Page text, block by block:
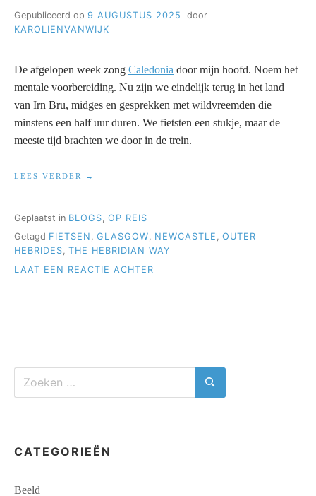
Gepubliceerd op 9 AUGUSTUS 2025
door
KAROLIENVANWIJK
De afgelopen week zong Caledonia door mijn hoofd. Noem het
mentale voorbereiding. Nu zijn we eindelijk terug in het land
van Irn Bru, midges en gesprekken met wildvreemden die
minstens een half uur duren. We fietsten een stukje, maar de
meeste tijd brachten we door in de trein.
LEES VERDER
“HEBRIDIAN
–
GLASGOW”
Geplaatst in BLOGS OP REIS
Getagd FIETSEN , GLASGOW, NEWCASTLE , OUTER
HEBRIDES, THE HEBRIDIAN WAY
LAAT EEN REACTIE ACHTER
Zoeken
Zoeken
CATEGORIEËN
Beeld